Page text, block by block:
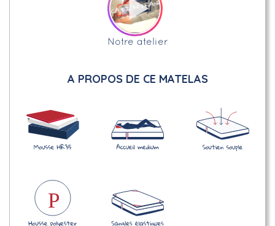
Notre atelier
A PROPOS DE CE MATELAS